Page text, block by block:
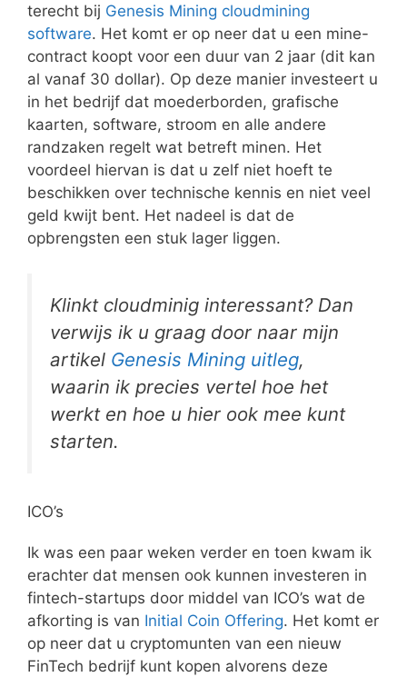
terecht bij Genesis Mining cloudmining
software. Het komt er op neer dat u een mine-
contract koopt voor een duur van 2 jaar (dit kan
al vanaf 30 dollar). Op deze manier investeert u
in het bedrijf dat moederborden, grafische
kaarten, software, stroom en alle andere
randzaken regelt wat betreft minen. Het
voordeel hiervan is dat u zelf niet hoeft te
beschikken over technische kennis en niet veel
geld kwijt bent. Het nadeel is dat de
opbrengsten een stuk lager liggen.
Klinkt cloudminig interessant? Dan
verwijs ik u graag door naar mijn
artikel Genesis Mining uitleg,
waarin ik precies vertel hoe het
werkt en hoe u hier ook mee kunt
starten.
ICO’s
Ik was een paar weken verder en toen kwam ik
erachter dat mensen ook kunnen investeren in
fintech-startups door middel van ICO’s wat de
afkorting is van Initial Coin Offering. Het komt er
op neer dat u cryptomunten van een nieuw
FinTech bedrijf kunt kopen alvorens deze